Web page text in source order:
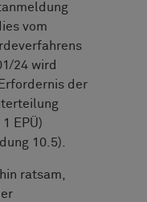
vom
24 wird
der
EPÜ)
10.5).
ratsam,